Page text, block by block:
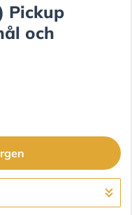
Pickup
och